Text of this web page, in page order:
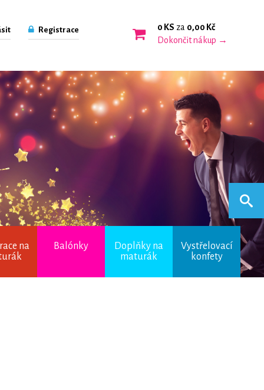
Registrace 0 KS za 0,00 Kč
Dokončit nákup →
na
Balónky
Doplňky na
maturák
Vystřelovací
konfety